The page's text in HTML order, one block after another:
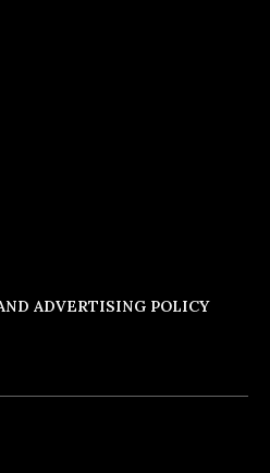
ADVERTISING POLICY